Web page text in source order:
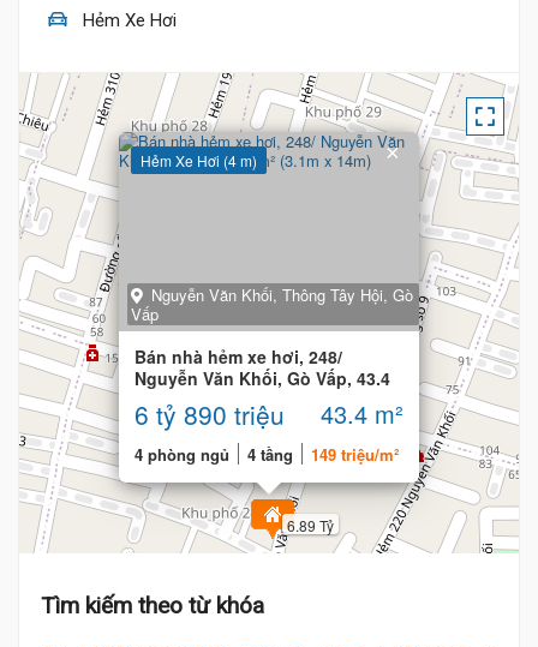
Hẻm Xe Hơi
6.89 Tỷ
Hẻm Xe Hơi (4 m)
Nguyễn Văn Khối, Thông Tây Hội, Gò
Vấp
Bán nhà hẻm xe hơi, 248/
Nguyễn Văn Khối, Gò Vấp, 43.4
m² (3.1m x 14m)
6 tỷ 890 triệu 43.4 m²
4 phòng ngủ 4 tầng 149 triệu/m²
×
Tìm kiếm theo từ khóa